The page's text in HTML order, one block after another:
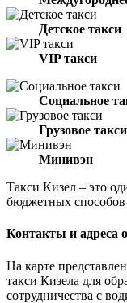
Детское такси
VIP такси
Социальное
Грузовое такси
Минивэн
Такси Кизел – это
бюджетных
Контакты и адреса
На карте
такси Кизела для
сотрудничества с